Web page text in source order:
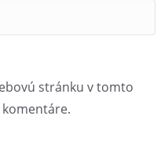
stránku v tomto